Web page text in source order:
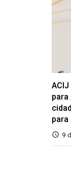
para
para
9